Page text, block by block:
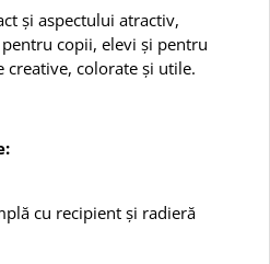
și aspectului atractiv,
copii, elevi și pentru
colorate și utile.
cu recipient și radieră